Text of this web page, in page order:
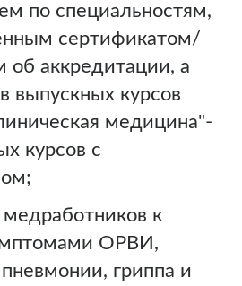
по специальностям,
сертификатом/
об аккредитации, а
выпускных курсов
медицина"-
курсов с
к
ОРВИ,
гриппа и